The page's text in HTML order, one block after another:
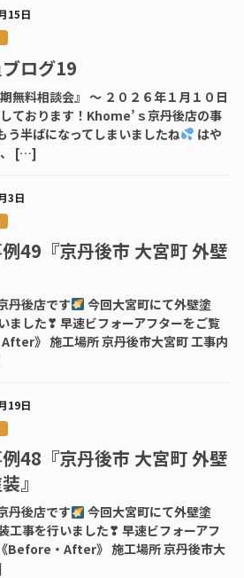
15日
ログ19
無料相談会』 ～ ２０２６年１月１０日
ております！Khome’ｓ京丹後店の事
う半ばになってしまいましたね
はや
、 […]
3日
49『京丹後市 大宮町 外壁
丹後店です
今回大宮町にて外壁塗
ました❣ 早速ビフォーアフターをご覧
》 施工場所 京丹後市大宮町 工事内
19日
48『京丹後市 大宮町 外壁
』
丹後店です
今回大宮町にて外壁塗
工事を行いました❣ 早速ビフォーアフ
Before・After》 施工場所 京丹後市大